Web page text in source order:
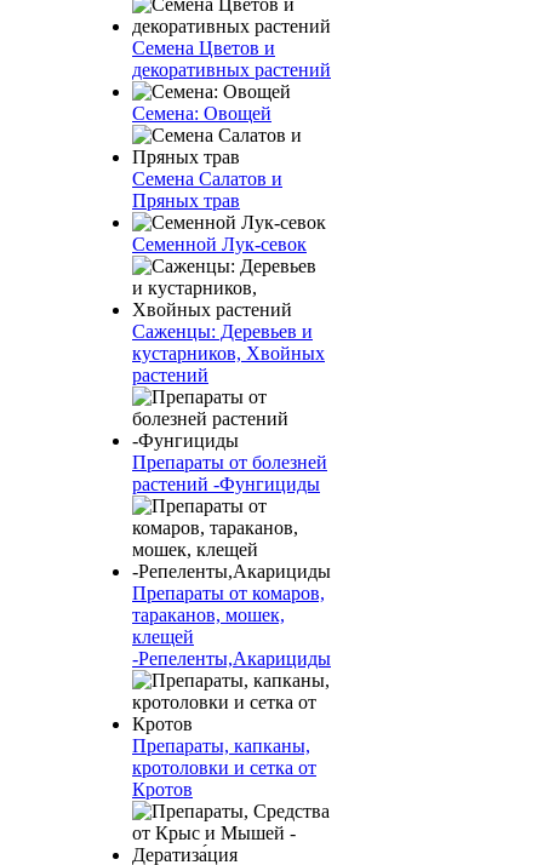
Семена Цветов и
декоративных растений
Семена: Овощей
Семена Салатов и
Пряных трав
Семенной Лук-севок
Саженцы: Деревьев и
кустарников, Хвойных
растений
Препараты от болезней
растений -Фунгициды
Препараты от комаров,
тараканов, мошек,
клещей
-Репеленты,Акарициды
Препараты, капканы,
кротоловки и сетка от
Кротов